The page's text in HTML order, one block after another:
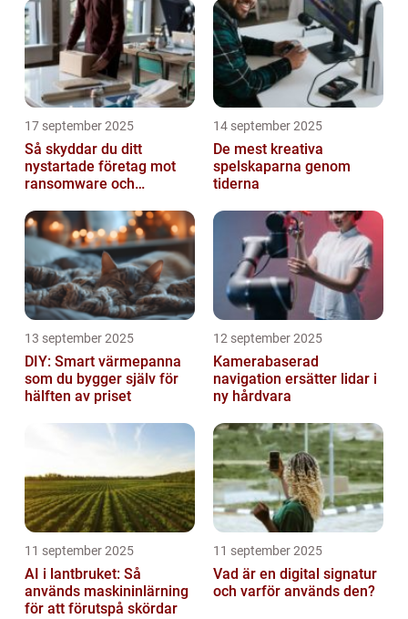
17 september 2025
Så skyddar du ditt
nystartade företag mot
ransomware och
14 september 2025
De mest kreativa
spelskaparna genom
tiderna
13 september 2025
DIY: Smart värmepanna
som du bygger själv för
hälften av priset
12 september 2025
Kamerabaserad
navigation ersätter lidar i
ny hårdvara
11 september 2025
AI i lantbruket: Så
används maskininlärning
för att förutspå skördar
11 september 2025
Vad är en digital signatur
och varför används den?